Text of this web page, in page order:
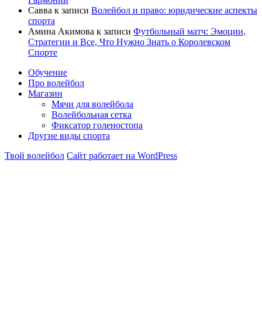
Савва к записи Волейбол и право: юридические аспекты
спорта
Амина Акимова к записи Футбольный матч: Эмоции,
Стратегии и Все, Что Нужно Знать о Королевском
Спорте
Обучение
Про волейбол
Магазин
Мячи для волейбола
Волейбольная сетка
Фиксатор голеностопа
Другие виды спорта
Твой волейбол Сайт работает на WordPress